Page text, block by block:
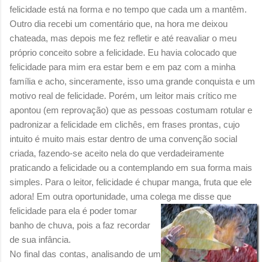
felicidade está na forma e no tempo que cada um a mantêm.
Outro dia recebi um comentário que, na hora me deixou
chateada, mas depois me fez refletir e até reavaliar o meu
próprio conceito sobre a felicidade. Eu havia colocado que
felicidade para mim era estar bem e em paz com a minha
família e acho, sinceramente, isso uma grande conquista e um
motivo real de felicidade. Porém, um leitor mais crítico me
apontou (em reprovação) que as pessoas costumam rotular e
padronizar a felicidade em clichês, em frases prontas, cujo
intuito é muito mais estar dentro de uma convenção social
criada, fazendo-se aceito nela do que verdadeiramente
praticando a felicidade ou a contemplando em sua forma mais
simples. Para o leitor, felicidade é chupar manga, fruta que ele
adora! Em outra oportunidade, uma colega me disse que
felicidade para ela é poder tomar
banho de chuva, pois a faz recordar
de sua infância.
No final das contas, analisando de um